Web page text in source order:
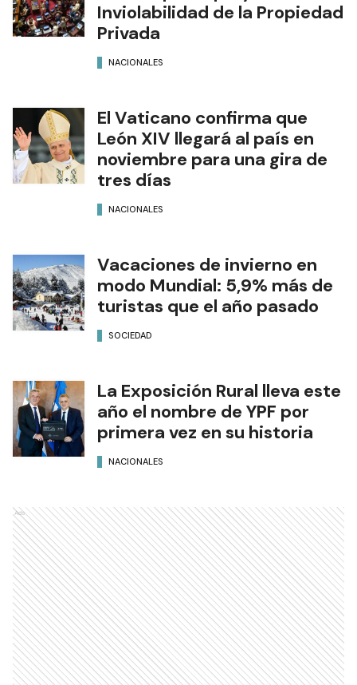
Inviolabilidad de la Propiedad
Privada
NACIONALES
El Vaticano confirma que
León XIV llegará al país en
noviembre para una gira de
tres días
NACIONALES
Vacaciones de invierno en
modo Mundial: 5,9% más de
turistas que el año pasado
SOCIEDAD
La Exposición Rural lleva este
año el nombre de YPF por
primera vez en su historia
NACIONALES
Ads